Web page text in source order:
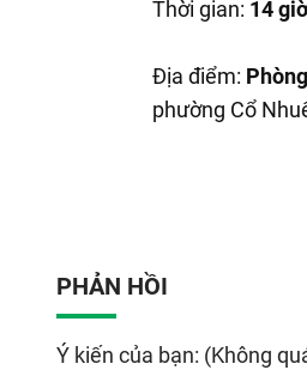
Thời gian: 14
Địa điểm:
phường Cổ
PHẢN HỒI
Ý kiến của bạn: (Không